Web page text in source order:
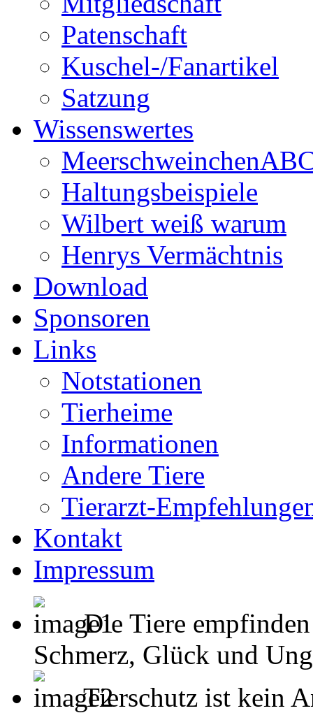
Patenschaft
Kuschel-/Fanartikel
Satzung
Wissenswertes
Haltungsbeispiele
Wilbert weiß warum
Henrys Vermächtnis
Download
Sponsoren
Links
Notstationen
Tierheime
Informationen
Andere Tiere
Tierarzt-
Kontakt
Impressum
Die Tiere
Schmerz, Glück und
Tierschutz ist kein